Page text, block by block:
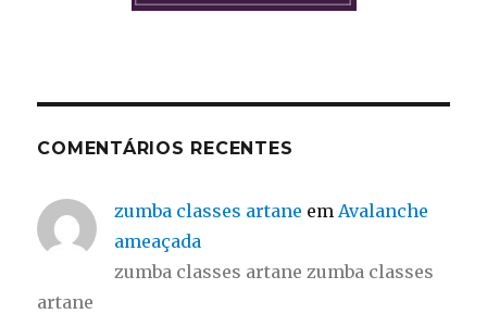
COMENTÁRIOS RECENTES
zumba classes artane em Avalanche
ameaçada
zumba classes artane zumba classes
artane